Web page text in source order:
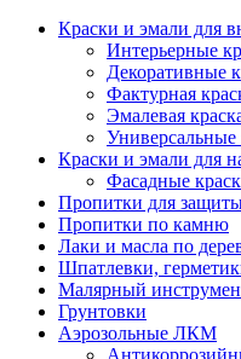
Краски и эмали для
Интерьерные
Декоративные
Фактурная
Эмалевая
Универсальные
Краски и эмали для
Фасадные
Пропитки для
Пропитки по камню
Лаки и масла по
Шпатлевки,
Малярный
Грунтовки
Аэрозольные ЛКМ